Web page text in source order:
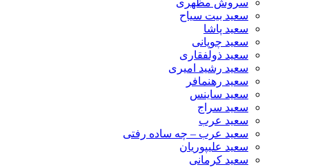
سعید بیت سیاح
سعید پاشا
سعید چوپانی
سعید ذولفقاری
سعید رشید امیری
سعید رهنمافر
سعید ساینس
سعید سراج
سعید عرب
سعید عرب – چه ساده رفتی
سعید علیپوریان
سعید کرمانی